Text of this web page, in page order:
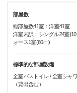
部屋数
総部屋数41室：洋室41室
洋室内訳：シングル24室
ォース1室(60㎡)
標準的な部屋設備
全室バストイレ / 全室シャ
（貸出含む）